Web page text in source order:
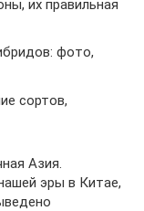
их правильная
фото,
сортов,
Азия.
эры в Китае,